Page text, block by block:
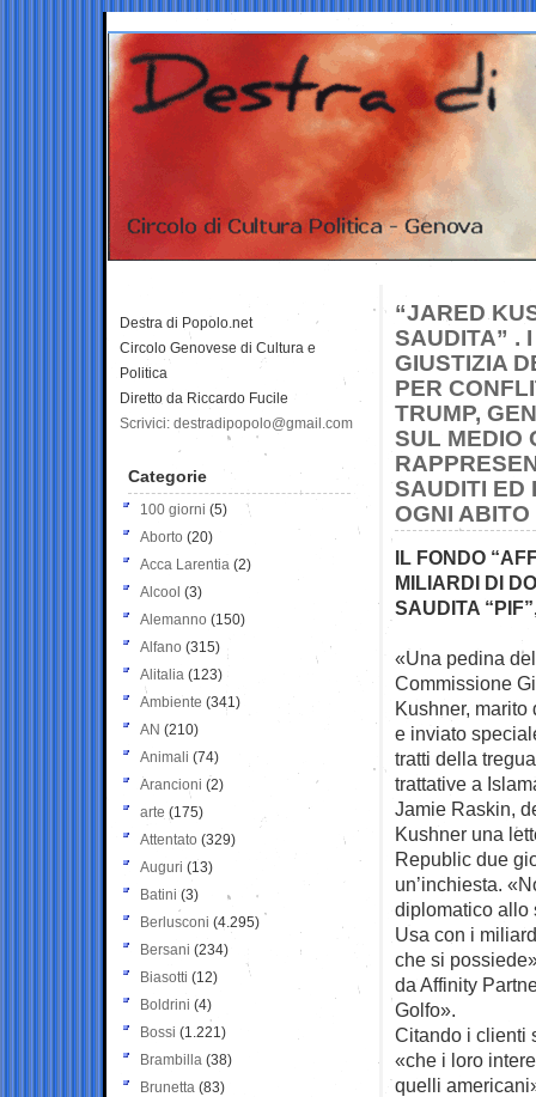
“JARED
SAUDITA” .
GIUSTIZIA
PER
TRUMP,
SUL MEDIO
SAUDITI ED
OGNI
IL FONDO
MILIARDI DI
SAUDITA
«Una pedina
Commissione
Kushner, marito
e inviato
tratti della
trattative a
Jamie Raskin,
Kushner una
Republic due
un’inchiesta.
diplomatico allo
Usa con i
che si
da Affinity
Golfo».
Citando i clienti
«che i loro
quelli
Destra di Popolo.net
Circolo Genovese di Cultura e
Politica
Diretto da Riccardo Fucile
Scrivici: destradipopolo@gmail.com
Categorie
100 giorni (5)
Aborto (20)
Acca Larentia (2)
Alcool (3)
Alemanno (150)
Alfano (315)
Alitalia (123)
Ambiente (341)
AN (210)
Animali (74)
Arancioni (2)
arte (175)
Attentato (329)
Auguri (13)
Batini (3)
Berlusconi (4.295)
Bersani (234)
Biasotti (12)
Boldrini (4)
Bossi (1.221)
Brambilla (38)
Brunetta (83)